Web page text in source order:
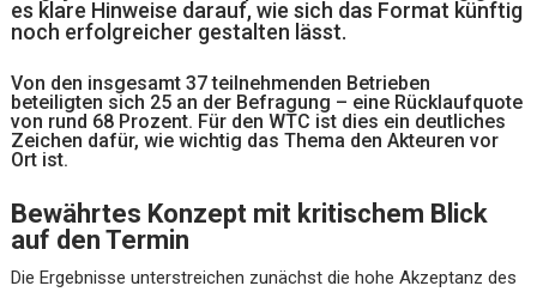
es klare Hinweise darauf, wie sich das Format künftig
noch erfolgreicher gestalten lässt.
Von den insgesamt 37 teilnehmenden Betrieben
beteiligten sich 25 an der Befragung – eine Rücklaufquote
von rund 68 Prozent. Für den WTC ist dies ein deutliches
Zeichen dafür, wie wichtig das Thema den Akteuren vor
Ort ist.
Bewährtes Konzept mit kritischem Blick
auf den Termin
Die Ergebnisse unterstreichen zunächst die hohe Akzeptanz des